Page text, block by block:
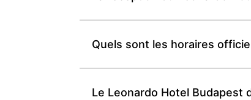
Quels sont les horaires
Le Leonardo Hotel Budapest